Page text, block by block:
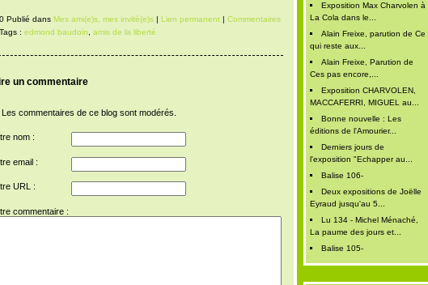
Exposition Max Charvolen à
La Cola dans le...
Alain Freixe, parution de Ce
qui reste aux...
Alain Freixe, Parution de
Ces pas encore,...
Exposition CHARVOLEN,
MACCAFERRI, MIGUEL au...
Bonne nouvelle : Les
éditions de l'Amourier...
Derniers jours de
l'exposition "Echapper au...
Balise 106-
Deux expositions de Joëlle
Eyraud jusqu'au 5...
Lu 134 - Michel Ménaché,
La paume des jours et...
Balise 105-
Publié dans Mes ami(e)s, mes invité(e)s| Lien permanent| Commentaires
: edmond baudoin amis de la liberté
un commentaire
Les commentaires de ce blog sont modérés.
nom :
email :
URL :
commentaire :